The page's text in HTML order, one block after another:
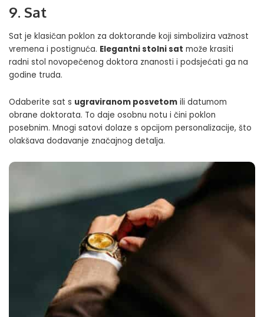
9. Sat
Sat je klasičan poklon za doktorande koji simbolizira važnost
vremena i postignuća. Elegantni stolni sat može krasiti
radni stol novopečenog doktora znanosti i podsjećati ga na
godine truda.
Odaberite sat s ugraviranom posvetom ili datumom
obrane doktorata. To daje osobnu notu i čini poklon
posebnim. Mnogi satovi dolaze s opcijom personalizacije, što
olakšava dodavanje značajnog detalja.